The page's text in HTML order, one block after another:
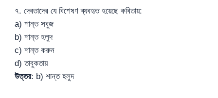
৭. দেবতাদের যে বিশেষণ ব্যবহৃত হয়েছে কবিতায়:
a) শান্ত সবুজ
b) শান্ত হলুদ
c) শান্ত করুন
d) তাবুকতায়
উত্তর: b) শান্ত হলুদ